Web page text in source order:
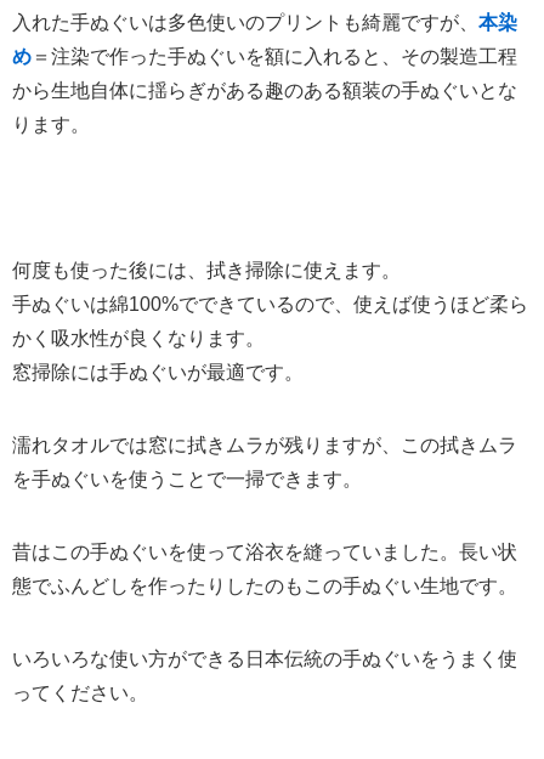
入れた手ぬぐいは多色使いのプリントも綺麗ですが、 本染
め ＝注染で作った手ぬぐいを額に入れると、その製造工程
から生地自体に揺らぎがある趣のある額装の手ぬぐいとな
ります。
何度も使った後には、拭き掃除に使えます。
手ぬぐいは綿100%でできているので、使えば使うほど柔ら
かく吸水性が良くなります。
窓掃除には手ぬぐいが最適です。
濡れタオルでは窓に拭きムラが残りますが、この拭きムラ
を手ぬぐいを使うことで一掃できます。
昔はこの手ぬぐいを使って浴衣を縫っていました。長い状
態でふんどしを作ったりしたのもこの手ぬぐい生地です。
いろいろな使い方ができる日本伝統の手ぬぐいをうまく使
ってください。